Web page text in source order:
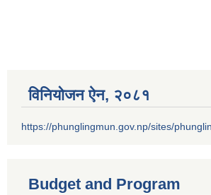
विनियोजन ऐन‚ २०८१
https://phunglingmun.gov.np/sites/
Budget and Program